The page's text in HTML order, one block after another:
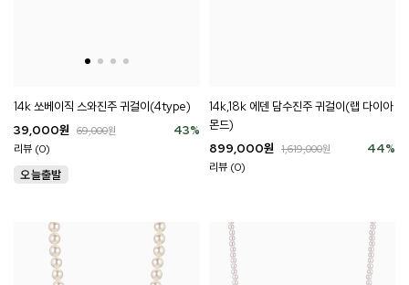
14k 쏘베이직 스와진주 귀걸이(4type)
43%
39,000원 69,000원
리뷰 (0)
14k,18k 에덴 담수진주 귀걸이(랩 다이아
몬드)
44%
899,000원 1,619,000원
리뷰 (0)